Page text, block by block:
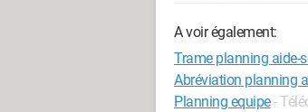
A voir également:
Trame planning aide-
Abréviation planning
Planning equipe-